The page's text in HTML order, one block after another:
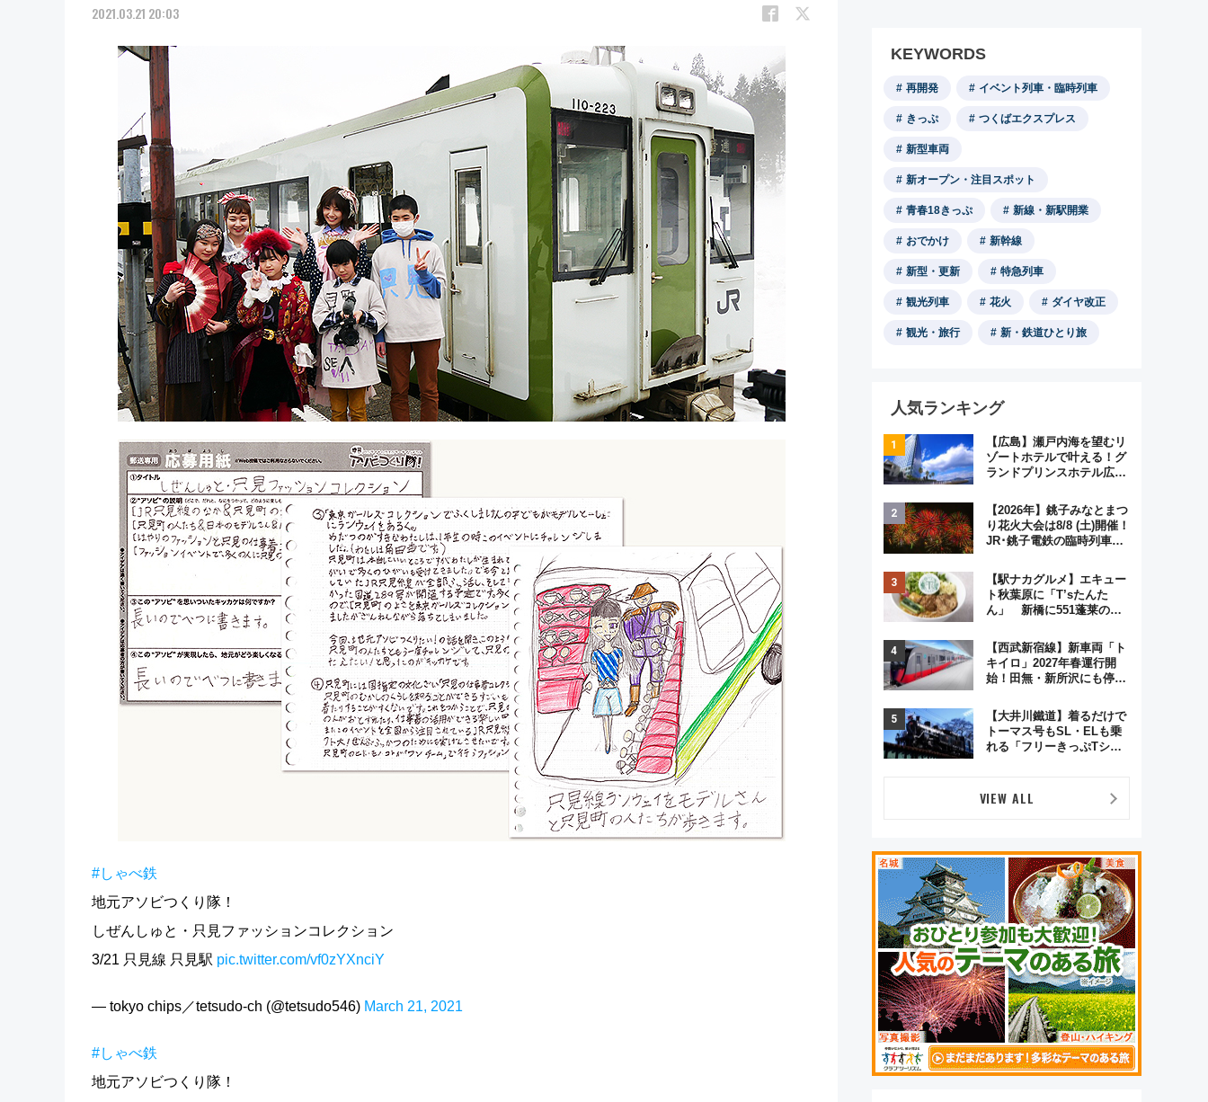
2021.03.21 20:03
#しゃべ鉄
地元アソビつくり隊！
しぜんしゅと・只見ファッションコレクション
3/21 只見線 只見駅 pic.twitter.com/vf0zYXnciY
— tokyo chips／tetsudo-ch (@tetsudo546) March 21, 2021
#しゃべ鉄
地元アソビつくり隊！
KEYWORDS
再開発 イベント列車・臨時列車
きっぷ つくばエクスプレス
新型車両
新オープン・注目スポット
青春18きっぷ 新線・新駅開業
おでかけ 新幹線
新型・更新 特急列車
観光列車 花火 ダイヤ改正
観光・旅行 新・鉄道ひとり旅
人気ランキング
【広島】瀬戸内海を望むリ
ゾートホテルで叶える！グ
ランドプリンスホテル広島
ジュアルパーティープラン
【2026年】銚子みなとまつ
り花火大会は8/8 (土)開催！
JR･銚子電鉄の臨時列車や
く8,000発の大迫力＆屋台
を満喫
【駅ナカグルメ】エキュー
ト秋葉原に「T’sたんた
ん」 新橋に551蓬莱の
オムライス専門店「肉とた
まご」新グルメ続々登場！
【2026年8月】
【西武新宿線】新車両「ト
キイロ」2027年春運行開
始！田無・新所沢にも停
弾」も
【大井川鐵道】着るだけで
トーマス号もSL・ELも乗
れる「フリーきっぷTシャ
VIEW ALL